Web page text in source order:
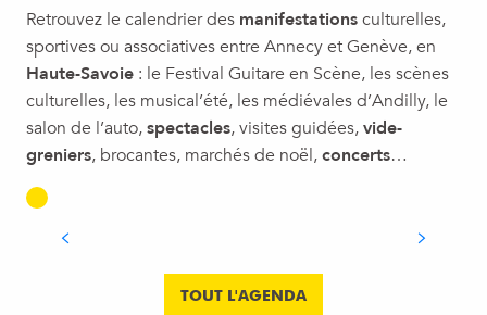
Retrouvez le calendrier des manifestationsculturelles,
sportives ou associatives entre Annecy et Genève, en
Haute-Savoie : le Festival Guitare en Scène, les scènes
culturelles, les musical’été, les médiévales d’Andilly, le
salon de l’auto,spectacles, visites guidées,vide-
greniers, brocantes, marchés de noël,concerts…
TOUT L'AGENDA